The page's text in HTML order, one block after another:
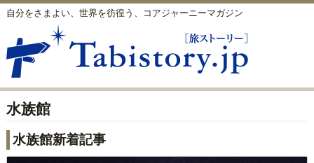
自分をさまよい、世界を彷徨う、コアジャーニーマガジン
水族館
水族館新着記事